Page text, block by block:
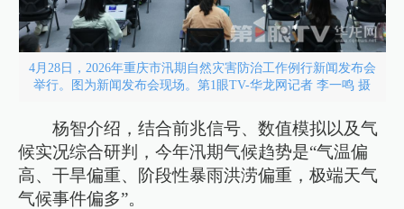
4月28日，2026年重庆市汛期自然灾害防治工作例行新闻发布会
举行。图为新闻发布会现场。第1眼TV-华龙网记者 李一鸣 摄
杨智介绍，结合前兆信号、数值模拟以及气
候实况综合研判，今年汛期气候趋势是“气温偏
高、干旱偏重、阶段性暴雨洪涝偏重，极端天气
气候事件偏多”。